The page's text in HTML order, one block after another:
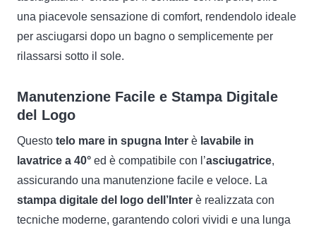
una piacevole sensazione di comfort, rendendolo ideale
per asciugarsi dopo un bagno o semplicemente per
rilassarsi sotto il sole.
Manutenzione Facile e Stampa Digitale
del Logo
Questo telo mare in spugna Inter è lavabile in
lavatrice a 40° ed è compatibile con l’asciugatrice,
assicurando una manutenzione facile e veloce. La
stampa digitale del logo dell’Inter è realizzata con
tecniche moderne, garantendo colori vividi e una lunga